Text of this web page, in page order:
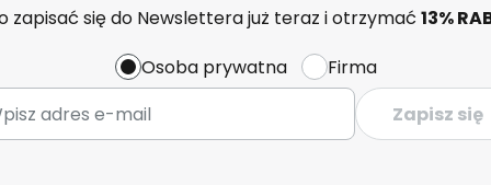
zapisać się do Newslettera już teraz i otrzymać 13%
Osoba prywatna
Firma
Zapisz się